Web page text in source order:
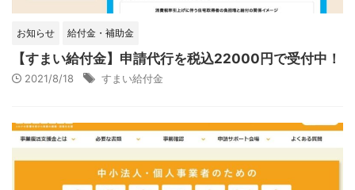
お知らせ 給付金・補助金
【すまい給付金】申請代行を税込22000円で受付中！
2021/8/18 すまい給付金